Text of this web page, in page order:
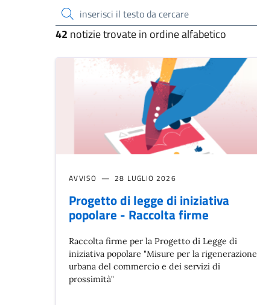
inserisci il testo da cercare
42 notizie trovate in ordine alfabetico
AVVISO 28 LUGLIO 2026
Progetto di legge di iniziativa
popolare - Raccolta firme
Raccolta firme per la Progetto di Legge di
iniziativa popolare "Misure per la rigenerazione
urbana del commercio e dei servizi di
prossimità"